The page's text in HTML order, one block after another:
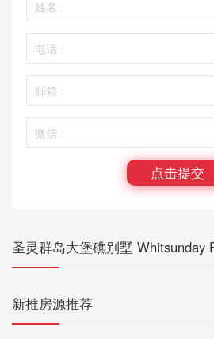
点击提交
圣灵群岛大堡礁别墅 Whitsunday
新推房源推荐